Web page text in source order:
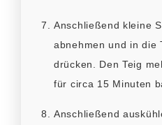
Anschließend kleine
abnehmen und in die
drücken. Den Teig
für circa 15 Minuten
Anschließend